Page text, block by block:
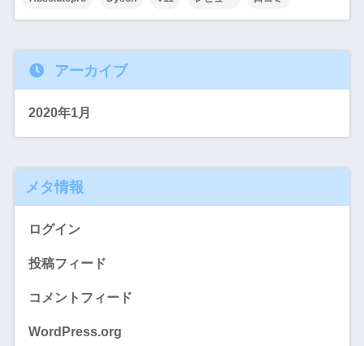
アーカイブ
2020年1月
メタ情報
ログイン
投稿フィード
コメントフィード
WordPress.org